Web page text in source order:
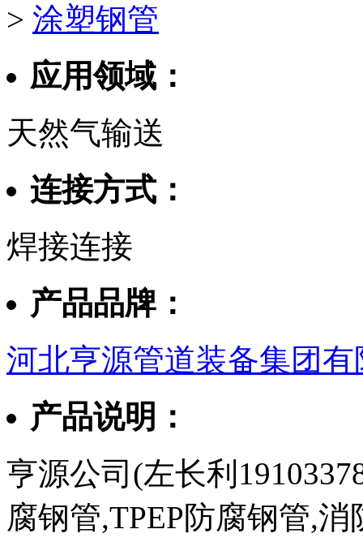
> 涂塑钢管
应用领域：
天然气输送
连接方式：
焊接连接
产品品牌：
河北亨源管道装备集团有
产品说明：
亨源公司(左长利
腐钢管,TPEP防腐钢管,